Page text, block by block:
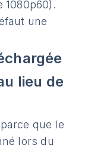
1080p60).
une
lieu de
que le
lors du